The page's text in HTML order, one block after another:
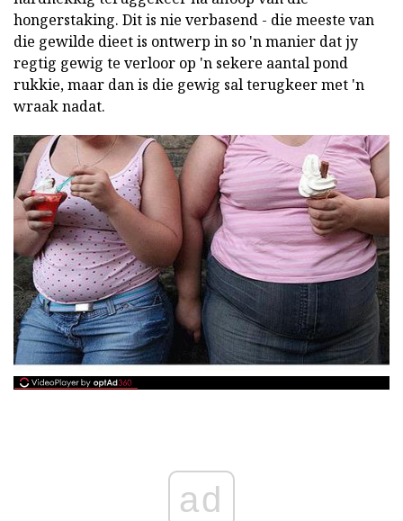
hongerstaking. Dit is nie verbasend - die meeste van
die gewilde dieet is ontwerp in so 'n manier dat jy
regtig gewig te verloor op 'n sekere aantal pond
rukkie, maar dan is die gewig sal terugkeer met 'n
wraak nadat.
ad